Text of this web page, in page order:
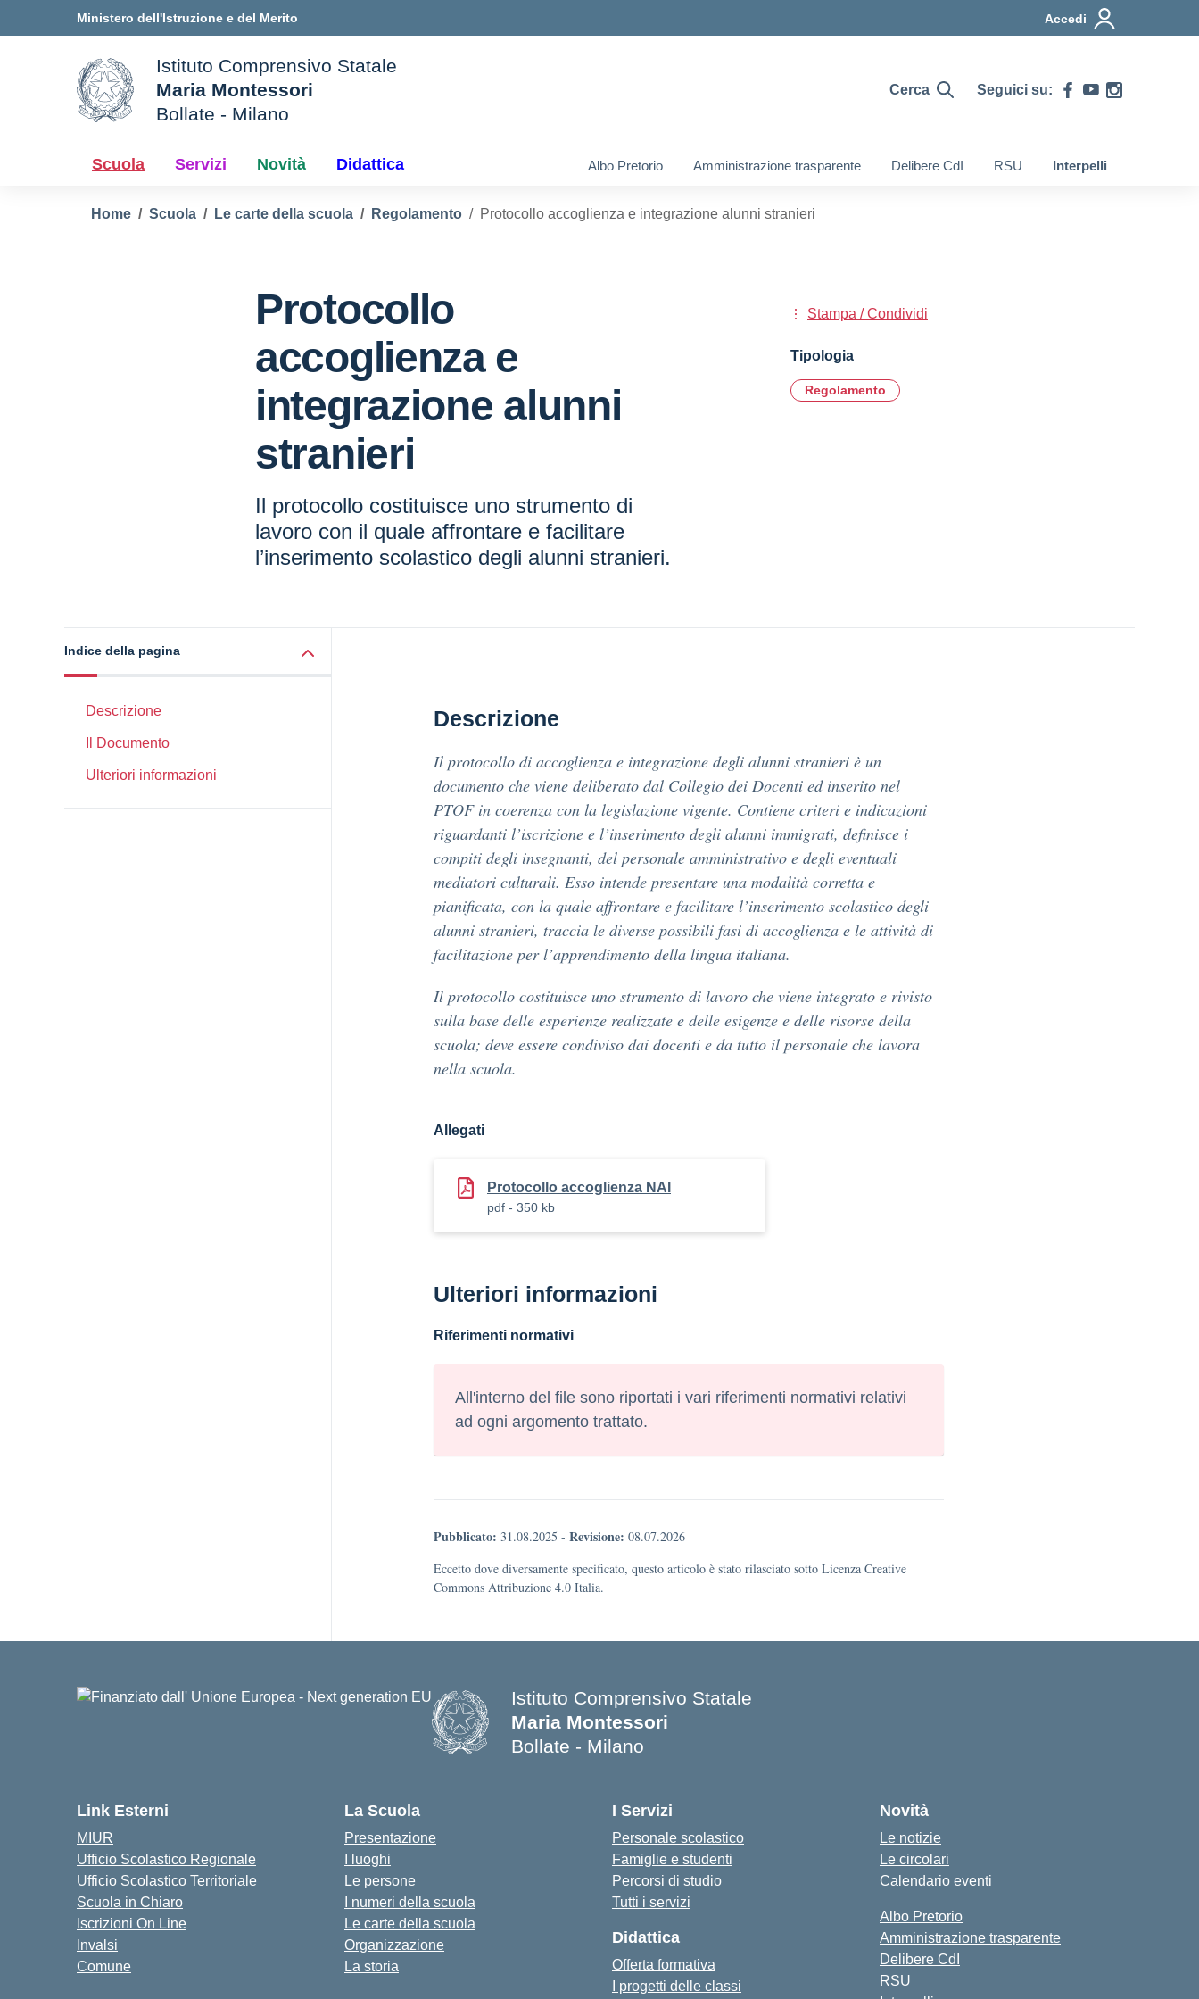
Ministero dell'Istruzione e del Merito Accedi
della scuola
Istituto Comprensivo Statale
Maria Montessori
Bollate - Milano
Cerca Seguici su:
Scuola Servizi Novità Didattica Albo Pretorio Amministrazione trasparente Delibere CdI RSU Interpelli
Home Scuola Le carte della scuola Regolamento Protocollo accoglienza e integrazione alunni stranieri
Protocollo
accoglienza e
integrazione alunni
stranieri
Il protocollo costituisce uno strumento di
lavoro con il quale affrontare e facilitare
l’inserimento scolastico degli alunni stranieri.
Stampa / Condividi
Tipologia
Regolamento
Indice della pagina
Descrizione
Il Documento
Ulteriori informazioni
Descrizione
Il protocollo di accoglienza e integrazione degli alunni stranieri è un
documento che viene deliberato dal Collegio dei Docenti ed inserito nel
PTOF in coerenza con la legislazione vigente. Contiene criteri e indicazioni
riguardanti l’iscrizione e l’inserimento degli alunni immigrati, definisce i
compiti degli insegnanti, del personale amministrativo e degli eventuali
mediatori culturali. Esso intende presentare una modalità corretta e
pianificata, con la quale affrontare e facilitare l’inserimento scolastico degli
alunni stranieri, traccia le diverse possibili fasi di accoglienza e le attività di
facilitazione per l’apprendimento della lingua italiana.
Il protocollo costituisce uno strumento di lavoro che viene integrato e rivisto
sulla base delle esperienze realizzate e delle esigenze e delle risorse della
scuola; deve essere condiviso dai docenti e da tutto il personale che lavora
nella scuola.
Allegati
Protocollo accoglienza NAI
pdf - 350 kb
Ulteriori informazioni
Riferimenti normativi
All'interno del file sono riportati i vari riferimenti normativi relativi
ad ogni argomento trattato.
Pubblicato: 31.08.2025 - Revisione: 08.07.2026
Eccetto dove diversamente specificato, questo articolo è stato rilasciato sotto Licenza Creative
Commons Attribuzione 4.0 Italia.
Istituto Comprensivo Statale
Maria Montessori
Bollate - Milano
Link Esterni
MIUR
Ufficio Scolastico Regionale
Ufficio Scolastico Territoriale
Scuola in Chiaro
Iscrizioni On Line
Invalsi
Comune
La Scuola
Presentazione
I luoghi
Le persone
I numeri della scuola
Le carte della scuola
Organizzazione
La storia
I Servizi
Personale scolastico
Famiglie e studenti
Percorsi di studio
Tutti i servizi
Didattica
Offerta formativa
I progetti delle classi
Novità
Le notizie
Le circolari
Calendario eventi
Albo Pretorio
Amministrazione trasparente
Delibere CdI
RSU